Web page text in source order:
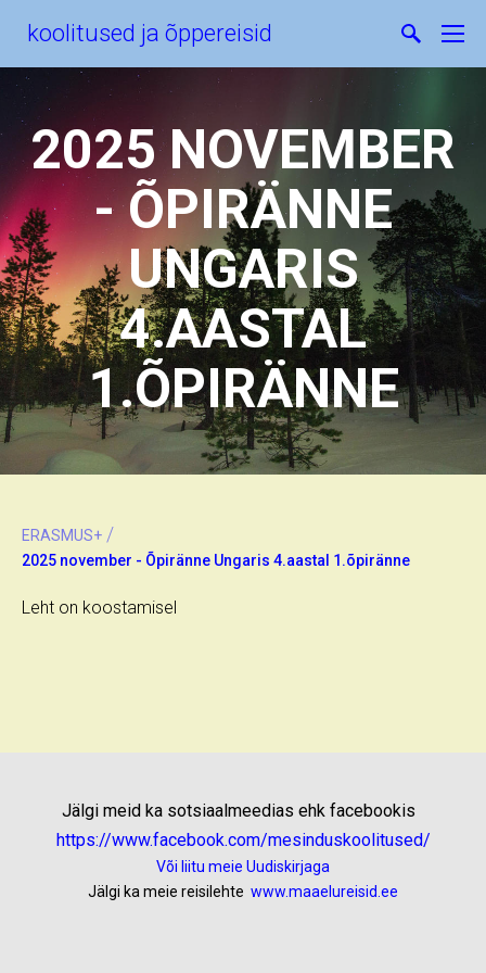
koolitused ja õppereisid
2025 NOVEMBER
- ÕPIRÄNNE
UNGARIS
4.AASTAL
1.ÕPIRÄNNE
ERASMUS+ /
2025 november - Õpiränne Ungaris 4.aastal 1.õpiränne
Leht on koostamisel
Jälgi meid ka sotsiaalmeedias ehk facebookis
https://www.facebook.com/mesinduskoolitused/
Või liitu meie Uudiskirjaga
Jälgi ka meie reisilehte www.maaelureisid.ee